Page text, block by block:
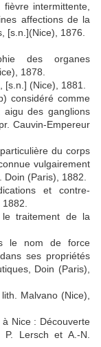
intermittente,
affections de la
[s.n.](Nice), 1876.
des organes
1878.
(Nice), 1881.
considéré comme
aigu des ganglions
Cauvin-Empereur
du corps
vulgairement
(Paris), 1882.
et contre-
traitement de la
le nom de force
ses propriétés
Doin (Paris),
Malvano (Nice),
Nice : Découverte
Lersch et A.-N.